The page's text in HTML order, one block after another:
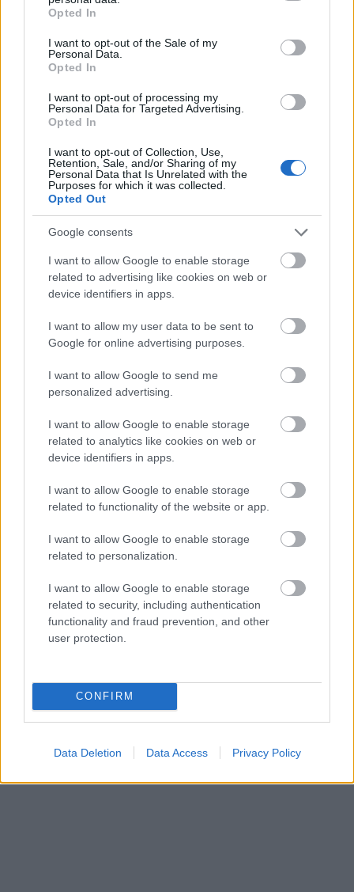
grant or deny consent to Google and its third-party tags to
use your data for below specified purposes in below Google
consent section.
Opted In
I want to opt-out of the Sale of my
Personal Data.
Opted In
I want to opt-out of processing my
Personal Data for Targeted Advertising.
Opted In
I want to opt-out of Collection, Use,
Retention, Sale, and/or Sharing of my
Personal Data that Is Unrelated with the
Purposes for which it was collected.
Opted Out
Google consents
I want to allow Google to enable storage
related to advertising like cookies on web or
device identifiers in apps.
I want to allow my user data to be sent to
Google for online advertising purposes.
I want to allow Google to send me
personalized advertising.
I want to allow Google to enable storage
related to analytics like cookies on web or
device identifiers in apps.
I want to allow Google to enable storage
related to functionality of the website or app.
I want to allow Google to enable storage
related to personalization.
I want to allow Google to enable storage
related to security, including authentication
functionality and fraud prevention, and other
user protection.
CONFIRM
Data Deletion Data Access Privacy Policy
Mostanra ezek a számok a hangszerelés által teljesen
akusztikus gitáron megírták őket. A különbség az új
lemezt hallgatva egyértelműen hallható, ha
összehasonlítjuk a nemrégiben megjelent single-el, a
Somedays-zel. Úgy éreztem, hogy a mostanra
készre kevert, hangszerelt számok nem adják vissza az
akkori egyszálgitáros feelinget, ezért nemrég felvetettem
Pete-nek, hogy a You And The World
felhasználva, nincs-e kedve megkeverni egy fake
akusztikus koncertlemezt, a régi MTV Unplugged-ok
mintájára? Milyen poén volna, gondoltam, aztán
persze egyből rávágta, hogy NEM. De végül
konszenzusra jutva mégis megszületett valami
akusztikus, ami bár nem élő, de mégis azt a hatást kelti,
mintha visszacsöppentünk volna a 90-es évekbeli
unplugged-sessionok világába.
És, hogy milyen lett a lemez a frontember szerint?
In Acoustic Session From The Rose Hill Studios
sokkal egyszerűbb és esendőbb, mint a szeptemberben
megjelenőYou And The World, de azt gondolom, van
benne valami letisztult őserő. A lemez érdekessége még,
Tamirel zenéjére nagy hatást gyakorolt zenészlegenda
mesél nekünk valamit saját érzelmeiről, dilemmáiról és
inspirációjáról, egyszóval a zenész mozgatórugójáról. A
mennek bele, melyekbe én is, és szerintem a legtöbb
elhivatott arc szintén belefut, vagy legalábbis
ismerőseknek csenghetnek ezek a gondolatok.”
és akkor a szokatlan debütlemez: